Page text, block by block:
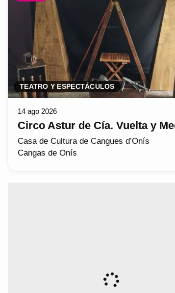
TEATRO Y ESPECTÁCULOS
14 ago 2026
Circo Astur de Cía. Vuelta y
Casa de Cultura de Cangues d’Onís
Cangas de Onís